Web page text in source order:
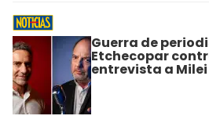
Guerra de
Etchecopar
entrevista a Milei